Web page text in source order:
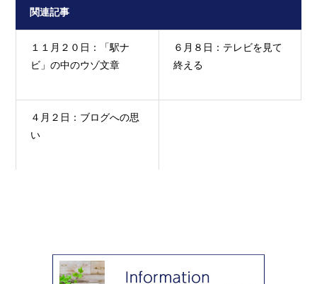
関連記事
１１月２０日：「駅ナ
ビ」の中のウゾ文章
６月８日：テレビを見て
終える
４月２日：ブログへの思
い